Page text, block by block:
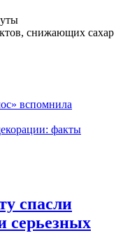
снижающих сахар
вспомнила
факты
спасли
серьезных